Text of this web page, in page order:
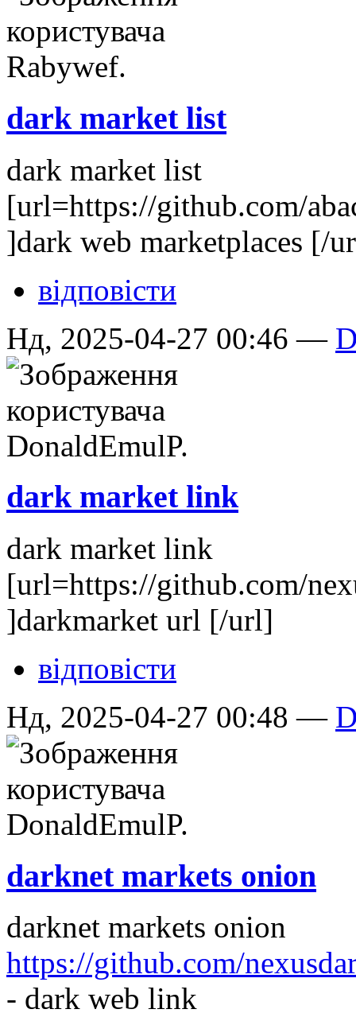
dark market list
dark market list
[url=https://github.com/
]dark web marketplaces [/
відповісти
Нд, 2025-04-27 00:46 —
dark market link
dark market link
[url=https://github.com/
]darkmarket url [/url]
відповісти
Нд, 2025-04-27 00:48 —
darknet markets onion
darknet markets onion
https://github.com/
- dark web link